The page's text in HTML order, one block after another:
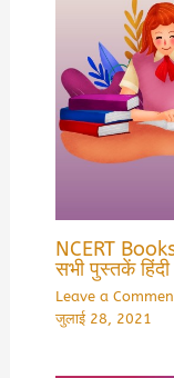
NCERT
सभी पुस्तकें
Leave a
जुलाई 28, 2021